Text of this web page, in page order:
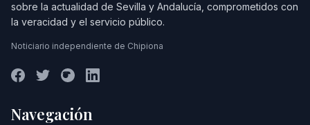
sobre la actualidad de Sevilla y Andalucía, comprometidos con
la veracidad y el servicio público.
Noticiario independiente de Chipiona
Navegación